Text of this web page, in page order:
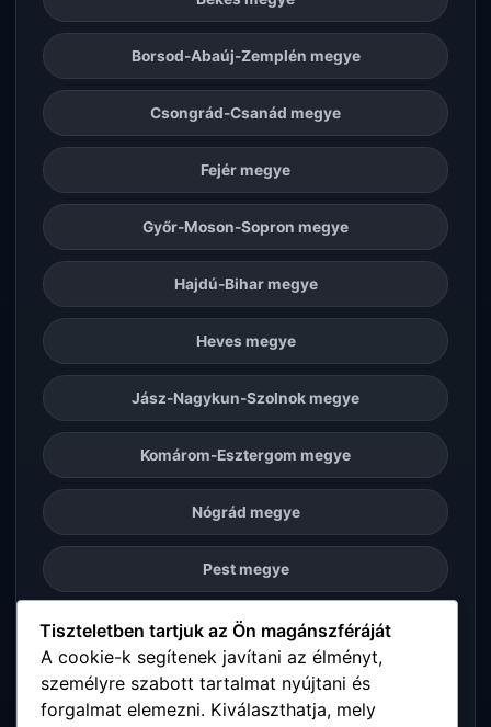
Borsod-Abaúj-Zemplén megye
Csongrád-Csanád megye
Fejér megye
Győr-Moson-Sopron megye
Hajdú-Bihar megye
Heves megye
Jász-Nagykun-Szolnok megye
Komárom-Esztergom megye
Nógrád megye
Pest megye
Somogy megye
Szabolcs-Szatmár-Bereg megye
Tiszteletben tartjuk az Ön magánszféráját
A cookie-k segítenek javítani az élményt,
személyre szabott tartalmat nyújtani és
forgalmat elemezni. Kiválaszthatja, mely